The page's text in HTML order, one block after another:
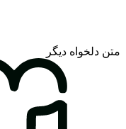
متن دلخواه دیگر